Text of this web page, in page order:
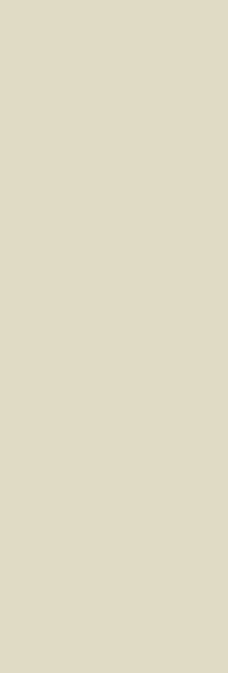
en men den var tyvärr halvslut som jag lånat.
andra så har jag verkligen aldrig vunnit någonting , har alltid otur ..
Har hänt förut tyvärr :/
mig i Australien om två månader. Vad passar bättre än Aussie då? :)
verkligen behöva nåt som skyddar mot värmen för det sliter så på
14, så jag brukar få nöja mig med halvkassa, därför skulle det vara
kunna locka, föna och sånna saker utan att vara rädd för att det blir
behöver jag produkterna. :)
hår totalt men blekningar och plattänger, nu har jag färgat mitt hår svart
Ett stort steg för mig men jag vill så gärna ha långt hår, har aldrig
jag behöver för att rädda mitt hår?
inget ordentligt värmeskydd. Jag har funderat på att köpa dessa då
inkomst är det dock inte bara att gå in i affären och köpa allt
något utav det utan värmeskydd. Mitt egna håller på att ta slut,
om jag vann dem! :D
speciellt mot värme så jag har helt enkelt fått sluta med
det igen :) stor kram till dig
platttång och locktång!